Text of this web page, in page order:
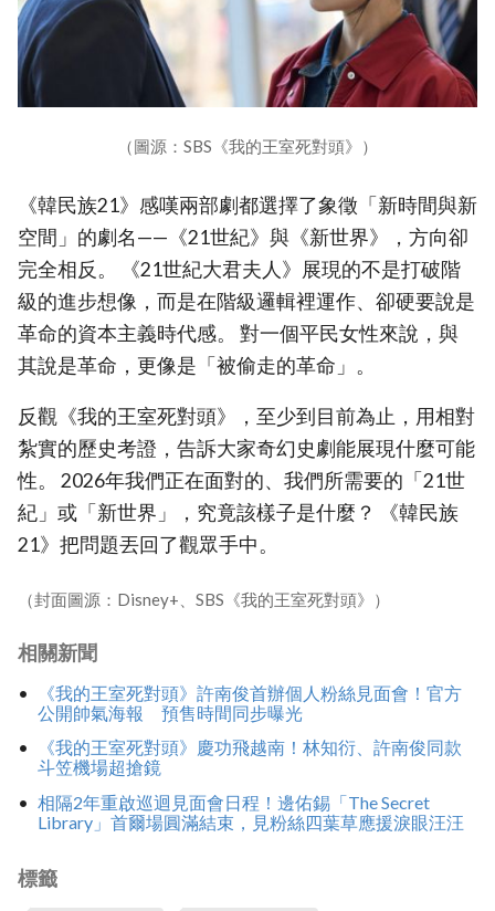
（圖源：SBS《我的王室死對頭》）
《韓民族21》感嘆兩部劇都選擇了象徵「新時間與新
空間」的劇名——《21世紀》與《新世界》，方向卻
完全相反。 《21世紀大君夫人》展現的不是打破階
級的進步想像，而是在階級邏輯裡運作、卻硬要說是
革命的資本主義時代感。 對一個平民女性來說，與
其說是革命，更像是「被偷走的革命」。
反觀《我的王室死對頭》，至少到目前為止，用相對
紮實的歷史考證，告訴大家奇幻史劇能展現什麼可能
性。 2026年我們正在面對的、我們所需要的「21世
紀」或「新世界」，究竟該樣子是什麼？ 《韓民族
21》把問題丟回了觀眾手中。
（封面圖源：Disney+、SBS《我的王室死對頭》）
相關新聞
《我的王室死對頭》許南俊首辦個人粉絲見面會！官方
公開帥氣海報 預售時間同步曝光
《我的王室死對頭》慶功飛越南！林知衍、許南俊同款
斗笠機場超搶鏡
相隔2年重啟巡迴見面會日程！邊佑錫「The Secret
Library」首爾場圓滿結束，見粉絲四葉草應援淚眼汪汪
標籤